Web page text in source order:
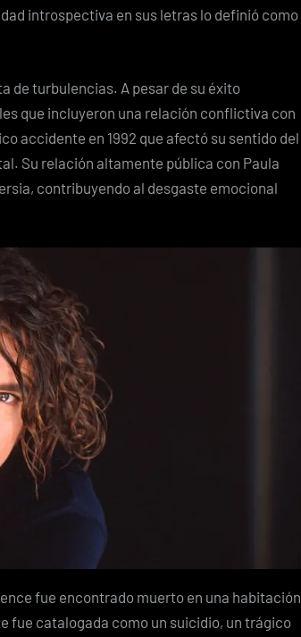
introspectiva en sus letras lo definió como
de turbulencias. A pesar de su éxito
que incluyeron una relación conflictiva con
accidente en 1992 que afectó su sentido del
Su relación altamente pública con Paula
contribuyendo al desgaste emocional
fue encontrado muerto en una habitación
fue catalogada como un suicidio, un trágico